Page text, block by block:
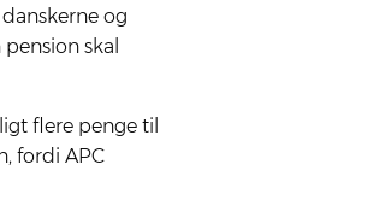
og
skal
flere penge til
fordi APC